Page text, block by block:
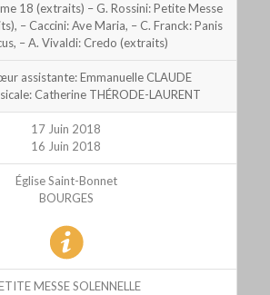
18 (extraits) – G. Rossini: Petite Messe
– Caccini: Ave Maria, – C. Franck: Panis
– A. Vivaldi: Credo (extraits)
assistante: Emmanuelle CLAUDE
Catherine THÉRODE-LAURENT
17 Juin 2018
16 Juin 2018
Église Saint-Bonnet
BOURGES
MESSE SOLENNELLE